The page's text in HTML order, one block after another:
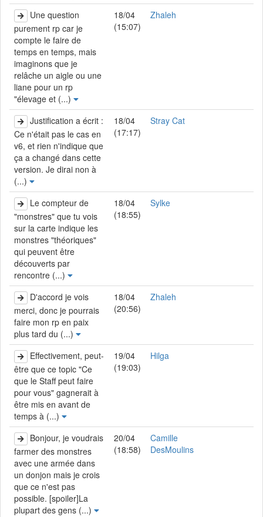
Une question
purement rp car je
compte le faire de
temps en temps, mais
imaginons que je
relâche un aigle ou une
liane pour un rp
"élevage et (...)
18/04
(15:07)
Zhaleh
Justification a écrit :
Ce n'était pas le cas en
v6, et rien n'indique que
ça a changé dans cette
version. Je dirai non à
(...)
18/04
(17:17)
Stray Cat
Le compteur de
"monstres" que tu vois
sur la carte indique les
monstres "théoriques"
qui peuvent être
découverts par
rencontre (...)
18/04
(18:55)
Sylke
D'accord je vois
merci, donc je pourrais
faire mon rp en paix
plus tard du (...)
18/04
(20:56)
Zhaleh
Effectivement, peut-
être que ce topic "Ce
que le Staff peut faire
pour vous" gagnerait à
être mis en avant de
temps à (...)
19/04
(19:03)
Hilga
Bonjour, je voudrais
farmer des monstres
avec une armée dans
un donjon mais je crois
que ce n'est pas
possible. [spoiler]La
plupart des gens (...)
20/04
(18:58)
Camille
DesMoulins